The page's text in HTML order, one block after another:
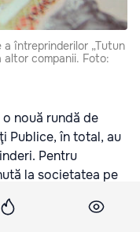
întreprinderilor „Tutun
altor companii. Foto:
nouă rundă de
Publice, în total, au
Pentru
la societatea pe
obţină cel puţin 340